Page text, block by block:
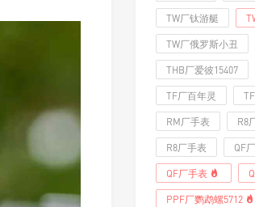
TW厂钛游艇
TW厂俄罗斯小丑
THB厂爱彼15407
TF厂百年灵
RM厂手表 R8
R8厂手表 QF
QF厂手表
PPF厂鹦鹉螺5712